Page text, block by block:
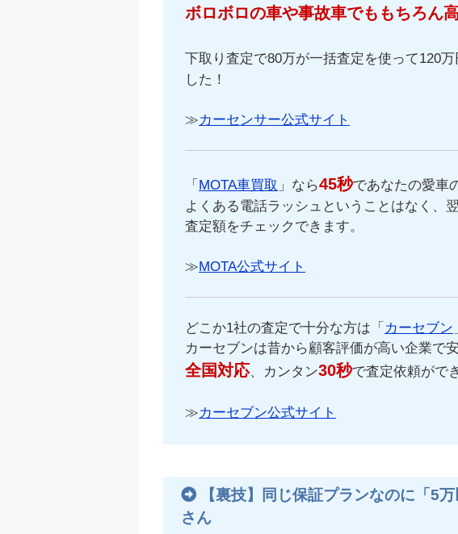
ボロボロの車や事故車でももちろん
下取り査定で80万が一括査定を使って120万
した！
≫カーセンサー公式サイト
「 MOTA車買取 」なら45秒であなたの愛車
よくある電話ラッシュということはなく、
査定額をチェックできます。
≫MOTA公式サイト
どこか1社の査定で十分な方は「 カーセブン
カーセブンは昔から顧客評価が高い企業で
全国対応、カンタン30秒で査定依頼がで
≫カーセブン公式サイト
【裏技】同じ保証プランなのに「5
さん